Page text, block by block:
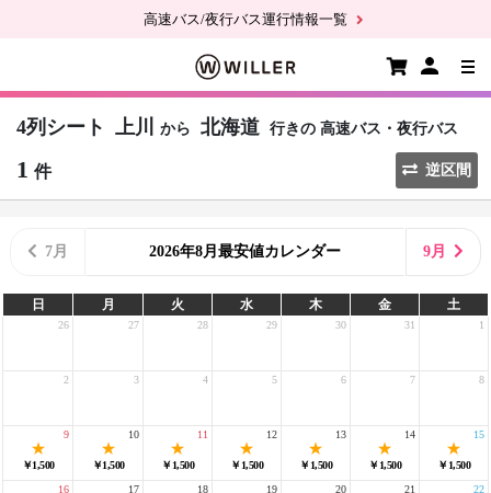
高速バス/夜行バス運行情報一覧
4列シート 上川 から 北海道 行きの 高速バス・夜行バス
1 件 逆区間
7月 2026年8月最安値カレンダー 9月
日 月 火 水 木 金 土
26 27 28 29 30 31 1
2 3 4 5 6 7 8
￥1,500
9
￥1,500
10
￥1,500
11
￥1,500
12
￥1,500
13
￥1,500
14
￥1,500
15
16 17 18 19 20 21 22